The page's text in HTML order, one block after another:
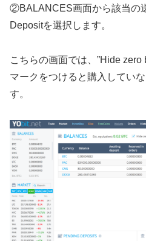
②BALANCES画面から該当の
Depositを選択します。
こちらの画面では、”Hide zero
マークをつけると購入してい
す。